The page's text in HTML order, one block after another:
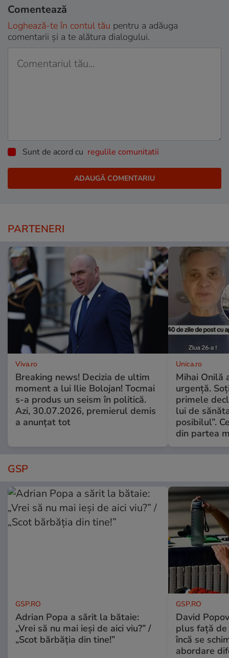
Comentează
Loghează-te în contul tău pentru a adăuga
comentarii și a te alătura dialogului.
Sunt de acord cu regulile comunitatii
PARTENERI
Viva.ro
Breaking news! Decizia de ultim
moment a lui Ilie Bolojan! Tocmai
s-a produs un seism în politică.
Azi, 30.07.2026, premierul demis
a anunțat tot
Unica.ro
Mihai Onilă
urgență.
primele
lui de
posibilul”.
din partea
GSP
GSP.RO
Adrian Popa a sărit la bătaie:
„Vrei să nu mai ieși de aici viu?” /
„Scot bărbăția din tine!”
GSP.RO
David
plus față de
încă se
abordare